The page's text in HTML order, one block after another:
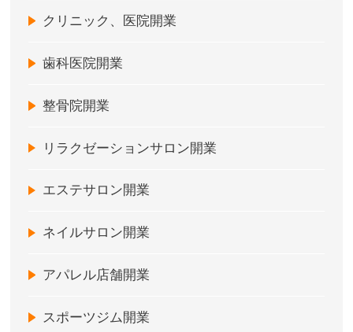
クリニック、医院開業
歯科医院開業
整骨院開業
リラクゼーションサロン開業
エステサロン開業
ネイルサロン開業
アパレル店舗開業
スポーツジム開業